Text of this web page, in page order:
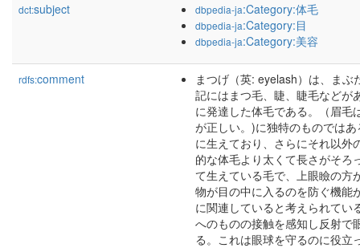
dct:subject dbpedia-ja:Category:体毛
dbpedia-ja:Category:目
dbpedia-ja:Category:美容
rdfs:comment
まつげ（英: eyelash）は、ま
記にはまつ毛、睫、睫毛などが
に発達した体毛である。（眉毛
が正しい。)に独特のものでは
に生えており、さらにそれ以外
的な体毛より太くて長さがそろ
て生えている毛で、上眼瞼の方
物が目の中に入るのを防ぐ機能
に関連していると考えられてい
へのものの接触を感知し反射で
る。これは眼球を守るのに役立